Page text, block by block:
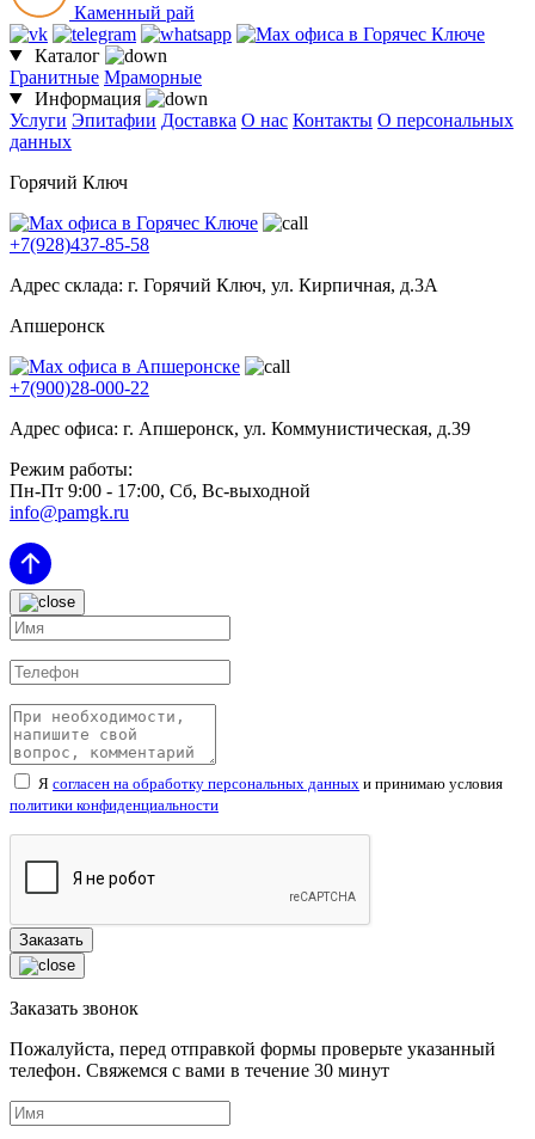
Каменный рай
Каталог
Гранитные Мраморные
Информация
Услуги Эпитафии Доставка О нас Контакты О персональных
данных
Горячий Ключ
+7(928)437-85-58
Адрес склада: г. Горячий Ключ, ул. Кирпичная, д.3А
Апшеронск
+7(900)28-000-22
Адрес офиса: г. Апшеронск, ул. Коммунистическая, д.39
Режим работы:
Пн-Пт 9:00 - 17:00, Сб, Вс-выходной
info@pamgk.ru
Я согласен на обработку персональных данных и принимаю условия
политики конфиденциальности
Заказать звонок
Пожалуйста, перед отправкой формы проверьте указанный
телефон. Свяжемся с вами в течение 30 минут